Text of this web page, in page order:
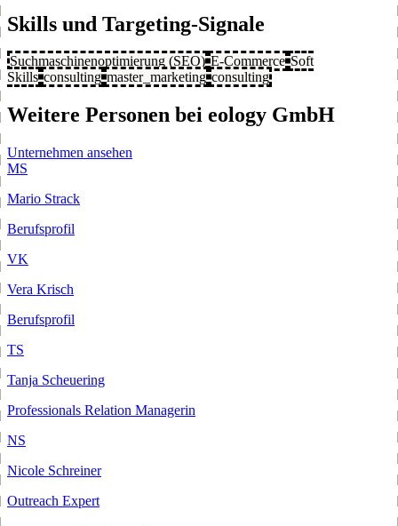
Skills und Targeting-Signale
Suchmaschinenoptimierung (SEO) E-Commerce Soft
Skills consulting master_marketing consulting
Weitere Personen bei eology GmbH
Unternehmen ansehen
MS
Mario Strack
Berufsprofil
VK
Vera Krisch
Berufsprofil
TS
Tanja Scheuering
Professionals Relation Managerin
NS
Nicole Schreiner
Outreach Expert